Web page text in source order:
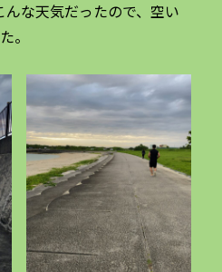
な天気だったので、空い
。